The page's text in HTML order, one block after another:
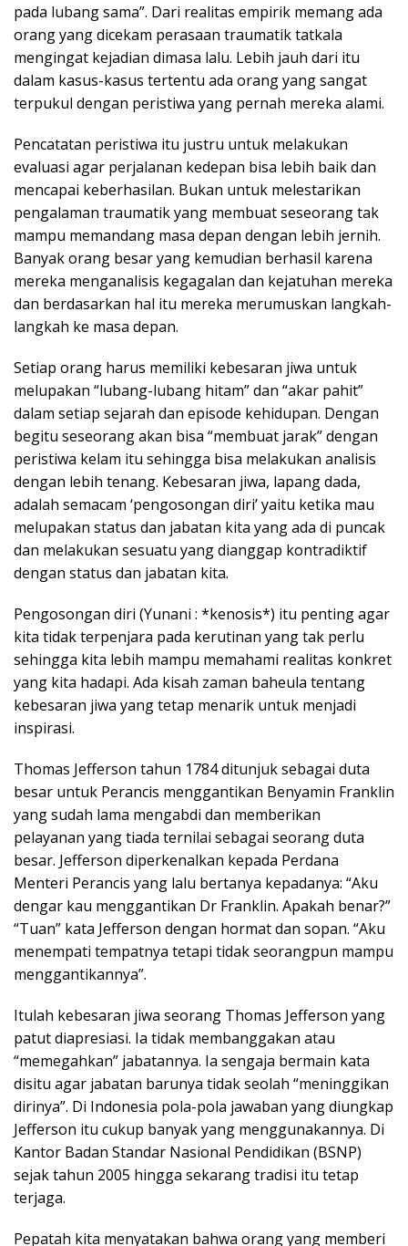
pada lubang sama”. Dari realitas empirik memang ada
orang yang dicekam perasaan traumatik tatkala
mengingat kejadian dimasa lalu. Lebih jauh dari itu
dalam kasus-kasus tertentu ada orang yang sangat
terpukul dengan peristiwa yang pernah mereka alami.
Pencatatan peristiwa itu justru untuk melakukan
evaluasi agar perjalanan kedepan bisa lebih baik dan
mencapai keberhasilan. Bukan untuk melestarikan
pengalaman traumatik yang membuat seseorang tak
mampu memandang masa depan dengan lebih jernih.
Banyak orang besar yang kemudian berhasil karena
mereka menganalisis kegagalan dan kejatuhan mereka
dan berdasarkan hal itu mereka merumuskan langkah-
langkah ke masa depan.
Setiap orang harus memiliki kebesaran jiwa untuk
melupakan “lubang-lubang hitam” dan “akar pahit”
dalam setiap sejarah dan episode kehidupan. Dengan
begitu seseorang akan bisa “membuat jarak” dengan
peristiwa kelam itu sehingga bisa melakukan analisis
dengan lebih tenang. Kebesaran jiwa, lapang dada,
adalah semacam ‘pengosongan diri’ yaitu ketika mau
melupakan status dan jabatan kita yang ada di puncak
dan melakukan sesuatu yang dianggap kontradiktif
dengan status dan jabatan kita.
Pengosongan diri (Yunani : *kenosis*) itu penting agar
kita tidak terpenjara pada kerutinan yang tak perlu
sehingga kita lebih mampu memahami realitas konkret
yang kita hadapi. Ada kisah zaman baheula tentang
kebesaran jiwa yang tetap menarik untuk menjadi
inspirasi.
Thomas Jefferson tahun 1784 ditunjuk sebagai duta
besar untuk Perancis menggantikan Benyamin Franklin
yang sudah lama mengabdi dan memberikan
pelayanan yang tiada ternilai sebagai seorang duta
besar. Jefferson diperkenalkan kepada Perdana
Menteri Perancis yang lalu bertanya kepadanya: “Aku
dengar kau menggantikan Dr Franklin. Apakah benar?”
“Tuan” kata Jefferson dengan hormat dan sopan. “Aku
menempati tempatnya tetapi tidak seorangpun mampu
menggantikannya”.
Itulah kebesaran jiwa seorang Thomas Jefferson yang
patut diapresiasi. Ia tidak membanggakan atau
“memegahkan” jabatannya. Ia sengaja bermain kata
disitu agar jabatan barunya tidak seolah “meninggikan
dirinya”. Di Indonesia pola-pola jawaban yang diungkap
Jefferson itu cukup banyak yang menggunakannya. Di
Kantor Badan Standar Nasional Pendidikan (BSNP)
sejak tahun 2005 hingga sekarang tradisi itu tetap
terjaga.
Pepatah kita menyatakan bahwa orang yang memberi